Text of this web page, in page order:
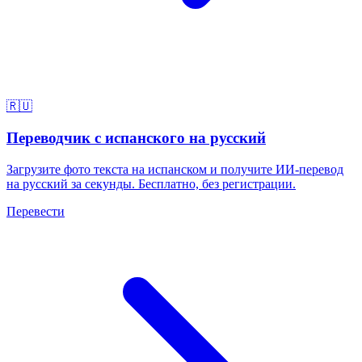
🇷🇺
Переводчик с испанского на русский
Загрузите фото текста на испанском и получите ИИ-перевод
на русский за секунды. Бесплатно, без регистрации.
Перевести